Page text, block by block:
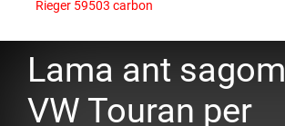
Rieger 59503 carbon
Lama ant
VW Touran per